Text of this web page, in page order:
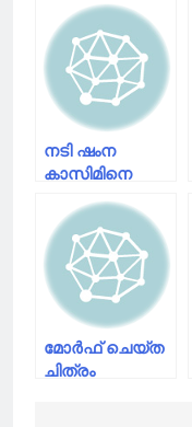
നടി ഷംന
കാസിമിനെ
ബ്ലാക്ക്മെയില്‍
ചെയ്യാന്‍
ശ്രമിച്ച കേസില്‍
രണ്ട് പേര്‍
കീഴടങ്ങി
മോര്‍ഫ് ചെയ്ത
ചിത്രം